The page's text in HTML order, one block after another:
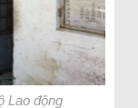
Lao động